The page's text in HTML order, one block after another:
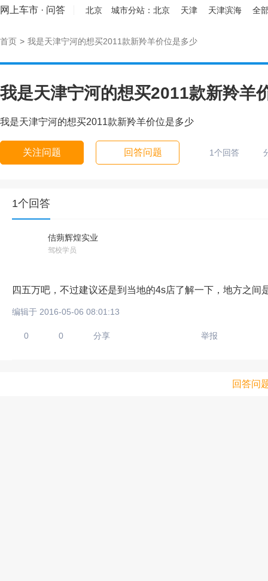
网上车市 · 问答 北京 城市分站： 北京 天津 天津滨海 全
首页 > 我是天津宁河的想买2011款新羚羊价位是多少
我是天津宁河的想买2011款新羚羊
我是天津宁河的想买2011款新羚羊价位是多少
关注问题 回答问题 1个回答
1个回答
佶蒴辉煌实业
驾校学员
四五万吧，不过建议还是到当地的4s店了解一下，地方之间
编辑于 2016-05-06 08:01:13
0 0 分享 举报
回答问